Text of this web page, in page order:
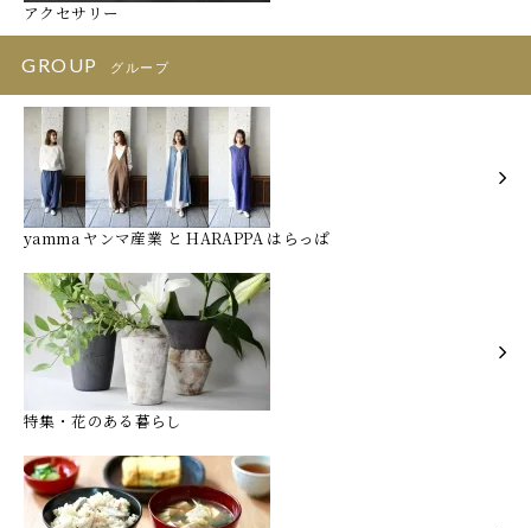
アクセサリー
GROUP グループ
yamma ヤンマ産業 と HARAPPA はらっぱ
特集・花のある暮らし